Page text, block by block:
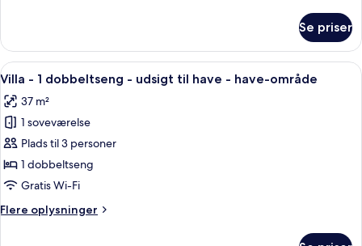
Beachfront
Room
Se priser
Indlæs
alle
billeder
af
Villa
-
1
-
Villa - 1 dobbeltseng - udsigt til
8
Villa - 1 dobbeltseng - udsigt til have - have-område
37 m²
1 soveværelse
Plads til 3 personer
1 dobbeltseng
Gratis Wi-Fi
Flere oplysninger
Flere